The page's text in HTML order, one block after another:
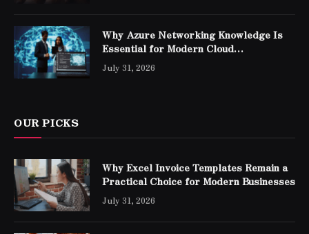
Why Azure Networking Knowledge Is
Essential for Modern Cloud
Professionals
July 31, 2026
OUR PICKS
Why Excel Invoice Templates Remain a
Practical Choice for Modern Businesses
July 31, 2026